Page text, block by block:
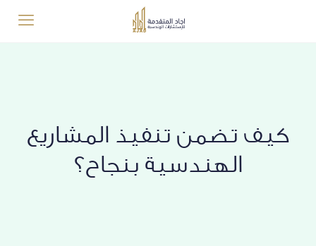
كيف تضمن تنفيذ المشاريع
الهندسية بنجاح؟